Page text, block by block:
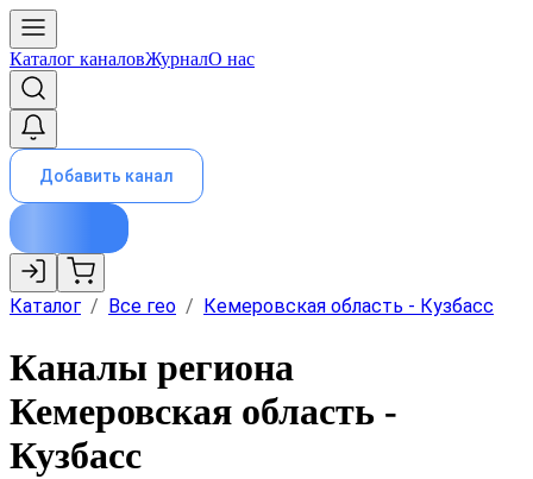
Каталог каналовЖурналО нас
Добавить канал
Каталог / Все гео / Кемеровская область - Кузбасс
Каналы региона
Кемеровская область -
Кузбасс